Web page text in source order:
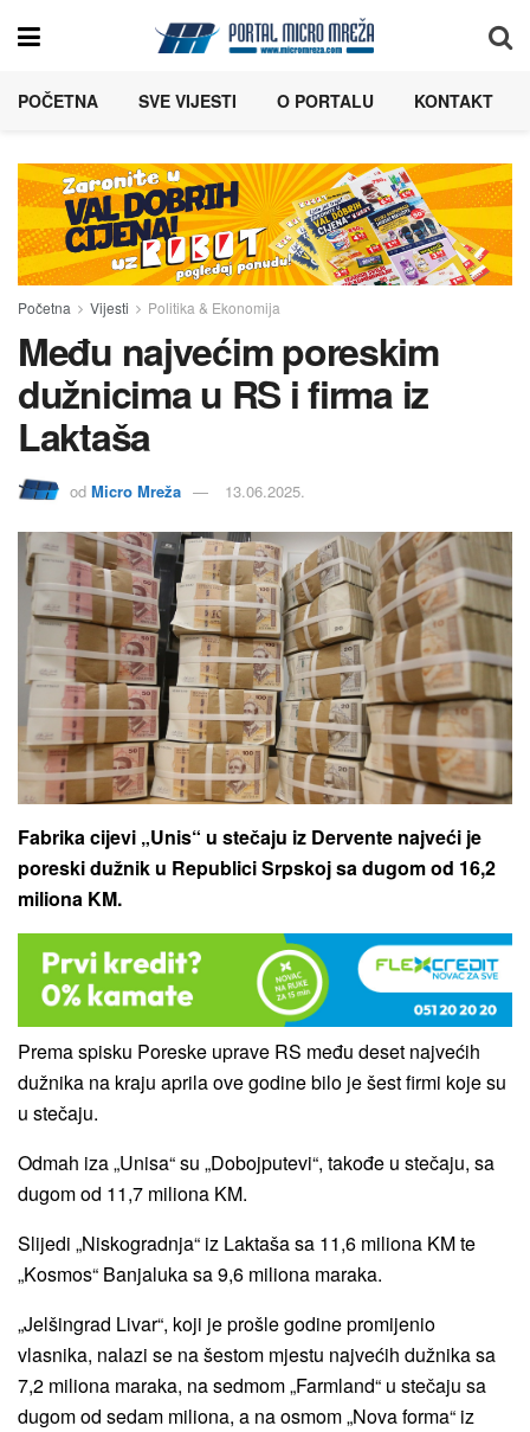
POČETNA SVE VIJESTI O PORTALU KONTAKT
Početna Vijesti Politika & Ekonomija
Među najvećim poreskim
dužnicima u RS i firma iz
Laktaša
od Micro Mreža 13.06.2025.
Fabrika cijevi „Unis“ u stečaju iz Dervente najveći je
poreski dužnik u Republici Srpskoj sa dugom od 16,2
miliona KM.
Prema spisku Poreske uprave RS među deset najvećih
dužnika na kraju aprila ove godine bilo je šest firmi koje su
u stečaju.
Odmah iza „Unisa“ su „Dobojputevi“, takođe u stečaju, sa
dugom od 11,7 miliona KM.
Slijedi „Niskogradnja“ iz Laktaša sa 11,6 miliona KM te
„Kosmos“ Banjaluka sa 9,6 miliona maraka.
„Jelšingrad Livar“, koji je prošle godine promijenio
vlasnika, nalazi se na šestom mjestu najvećih dužnika sa
7,2 miliona maraka, na sedmom „Farmland“ u stečaju sa
dugom od sedam miliona, a na osmom „Nova forma“ iz